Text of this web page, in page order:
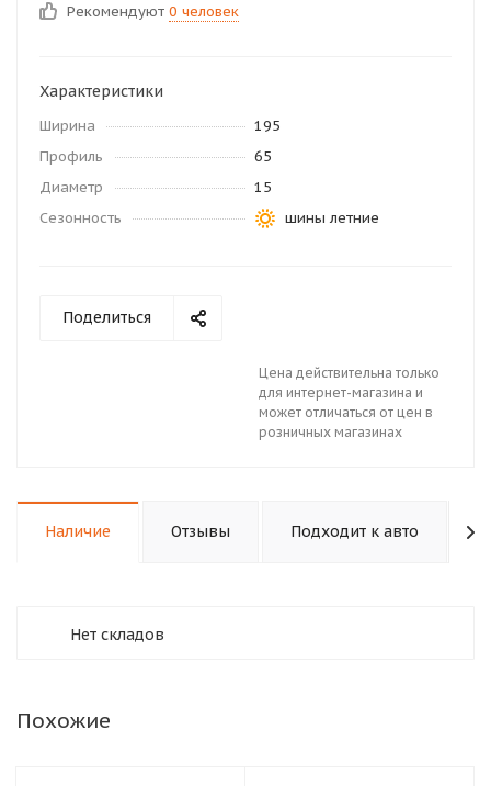
Рекомендуют 0 человек
Характеристики
Ширина
195
Профиль
65
Диаметр
15
Сезонность
шины летние
Поделиться
Цена действительна только
для интернет-магазина и
может отличаться от цен в
розничных магазинах
Наличие Отзывы Подходит к авто
Нет складов
Похожие